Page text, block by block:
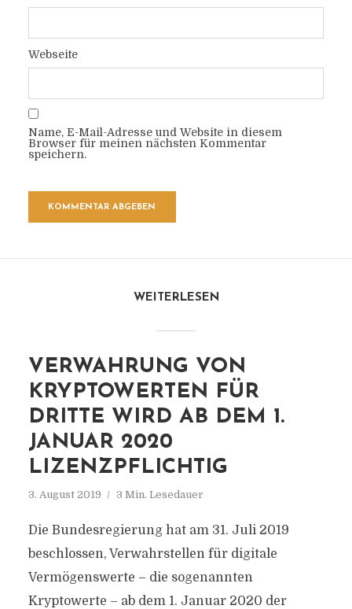
Webseite
Name, E-Mail-Adresse und Website in diesem
Browser für meinen nächsten Kommentar
speichern.
WEITERLESEN
VERWAHRUNG VON
KRYPTOWERTEN FÜR
DRITTE WIRD AB DEM 1.
JANUAR 2020
LIZENZPFLICHTIG
3. August 2019 3 Min. Lesedauer
Die Bundesregierung hat am 31. Juli 2019
beschlossen, Verwahrstellen für digitale
Vermögenswerte – die sogenannten
Kryptowerte – ab dem 1. Januar 2020 der